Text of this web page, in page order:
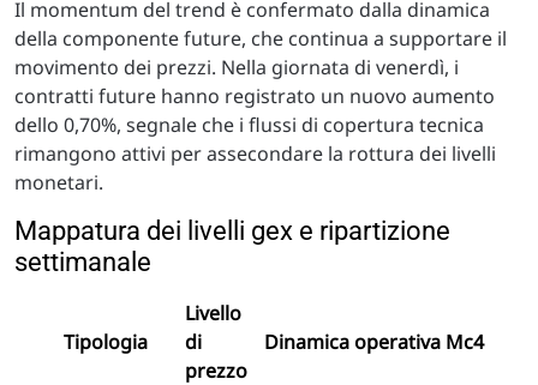
Il momentum del trend è confermato dalla dinamica
della componente future, che continua a supportare il
movimento dei prezzi. Nella giornata di venerdì, i
contratti future hanno registrato un nuovo aumento
dello 0,70%, segnale che i flussi di copertura tecnica
rimangono attivi per assecondare la rottura dei livelli
monetari.
Mappatura dei livelli gex e ripartizione
settimanale
Tipologia
Livello
di
prezzo
Dinamica operativa Mc4